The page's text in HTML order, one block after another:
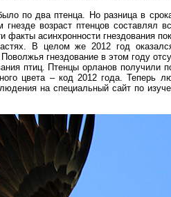
по два птенца. Но разница в
возраст птенцов составлял
асинхронности гнездования
В целом же 2012 год
гнездование в этом году
птиц. Птенцы орланов
цвета – код 2012 года. Теперь
на специальный сайт по